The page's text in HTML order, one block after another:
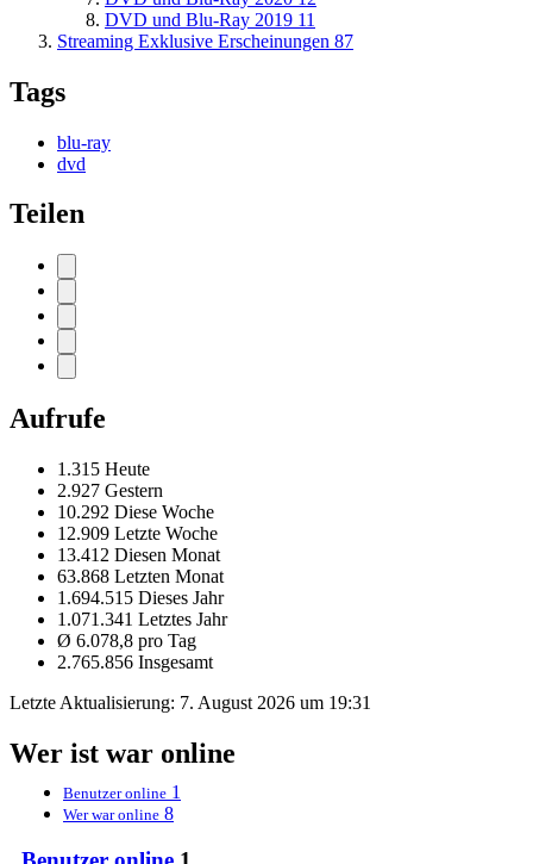
DVD und Blu-Ray 2019 11
Streaming Exklusive Erscheinungen 87
Tags
blu-ray
dvd
Teilen
Aufrufe
1.315 Heute
2.927 Gestern
10.292 Diese Woche
12.909 Letzte Woche
13.412 Diesen Monat
63.868 Letzten Monat
1.694.515 Dieses Jahr
1.071.341 Letztes Jahr
Ø 6.078,8 pro Tag
2.765.856 Insgesamt
Letzte Aktualisierung: 7. August 2026 um 19:31
Wer ist war online
Benutzer online 1
Wer war online 8